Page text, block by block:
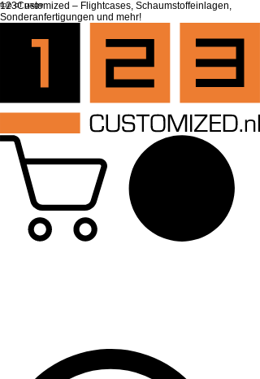
top of page
123Customized – Flightcases, Schaumstoffeinlagen,
Sonderanfertigungen und mehr!